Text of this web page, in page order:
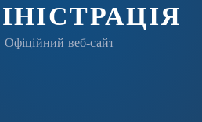
Офіційний веб-сайт